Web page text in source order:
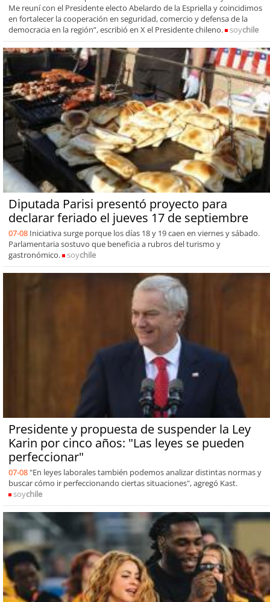
Me reuní con el Presidente electo Abelardo de la Espriella y coincidimos
en fortalecer la cooperación en seguridad, comercio y defensa de la
democracia en la región”, escribió en X el Presidente chileno.
soychile
Diputada Parisi presentó proyecto para
declarar feriado el jueves 17 de septiembre
07-08 Iniciativa surge porque los días 18 y 19 caen en viernes y sábado.
Parlamentaria sostuvo que beneficia a rubros del turismo y
gastronómico.
soychile
Presidente y propuesta de suspender la Ley
Karin por cinco años: "Las leyes se pueden
perfeccionar"
07-08 "En leyes laborales también podemos analizar distintas normas y
buscar cómo ir perfeccionando ciertas situaciones", agregó Kast.
soychile